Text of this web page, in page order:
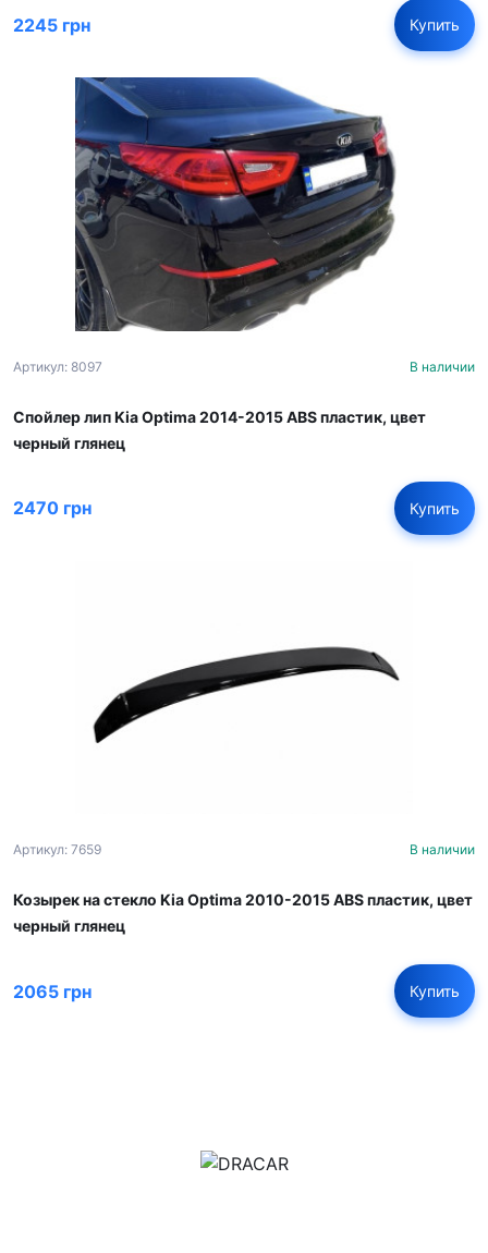
2245 грн Купить
Артикул: 8097 В наличии
Спойлер лип Kia Optima 2014-2015 ABS пластик, цвет
черный глянец
2470 грн Купить
Артикул: 7659 В наличии
Козырек на стекло Kia Optima 2010-2015 ABS пластик, цвет
черный глянец
2065 грн Купить